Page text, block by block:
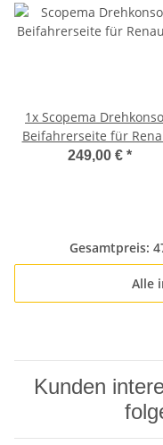
1x Scopema
Beifahrerseite für
Trafic X83 / Nissan
249,00 € *
Gesamtpreis:
Alle
Kunden